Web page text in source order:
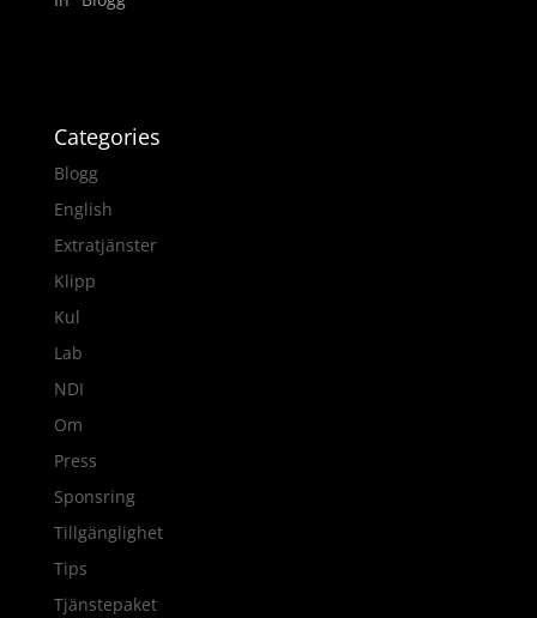
Categories
Blogg
English
Extratjänster
Klipp
Kul
Lab
NDI
Om
Press
Sponsring
Tillgänglighet
Tips
Tjänstepaket